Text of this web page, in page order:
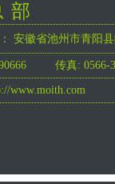
部
安徽省池州市青阳
传真: 0566-
www.moith.com